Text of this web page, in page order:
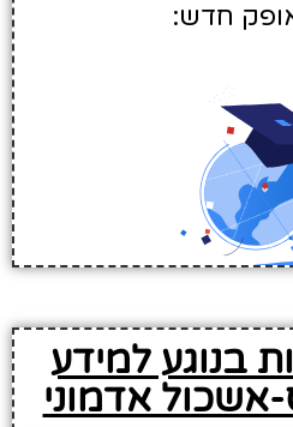
חדש:
בנוגע למידע
אשכול אדמוני